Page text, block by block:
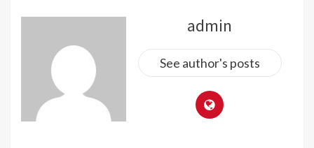
admin
See author's posts